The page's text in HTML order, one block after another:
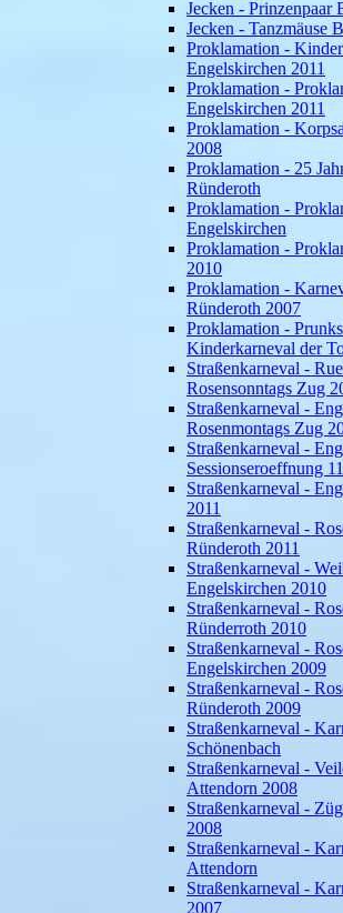
Jecken - Prinzenpaar
Jecken - Tanzmäuse
Proklamation -
Engelskirchen 2011
Proklamation -
Engelskirchen 2011
Proklamation -
2008
Proklamation - 25
Ründeroth
Proklamation -
Engelskirchen
Proklamation -
2010
Proklamation -
Ründeroth 2007
Proklamation -
Kinderkarneval der
Straßenkarneval -
Rosensonntags Zug
Straßenkarneval -
Rosenmontags Zug
Straßenkarneval -
Sessionseroeffnung
Straßenkarneval -
2011
Straßenkarneval -
Ründeroth 2011
Straßenkarneval -
Engelskirchen 2010
Straßenkarneval -
Ründerroth 2010
Straßenkarneval -
Engelskirchen 2009
Straßenkarneval -
Ründeroth 2009
Straßenkarneval -
Schönenbach
Straßenkarneval -
Attendorn 2008
Straßenkarneval -
2008
Straßenkarneval -
Attendorn
Straßenkarneval -
2007